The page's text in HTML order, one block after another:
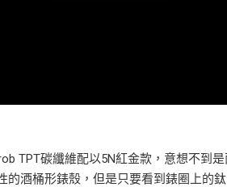
TPT碳纖維配以5N紅金款，意想不到
的酒桶形錶殼，但是只要看到錶圈上的